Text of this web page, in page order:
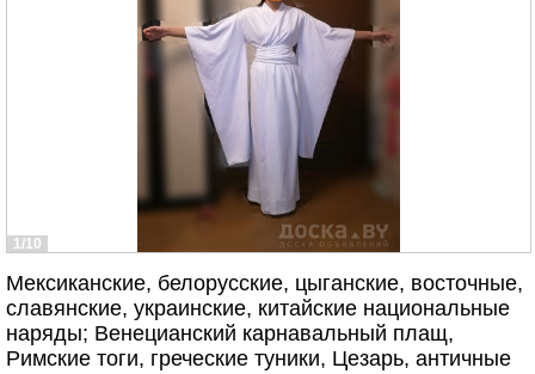
1/10
Мексиканские, белорусские, цыганские, восточные,
славянские, украинские, китайские национальные
наряды; Венецианский карнавальный плащ,
Римские тоги, греческие туники, Цезарь, античные